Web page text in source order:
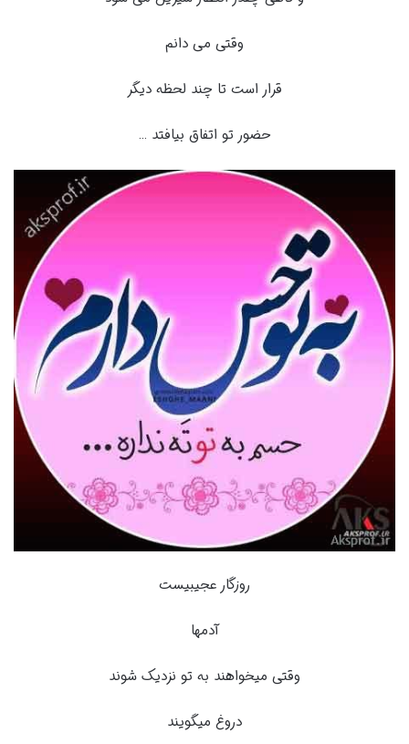
وقتی می دانم
قرار است تا چند لحظه دیگر
حضور تو اتفاق بیافتد …
روزگار عجیبیست
آدمها
وقتی میخواهند به تو نزدیک شوند
دروغ میگویند